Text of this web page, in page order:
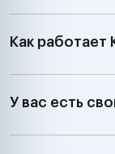
Как работает
У вас есть